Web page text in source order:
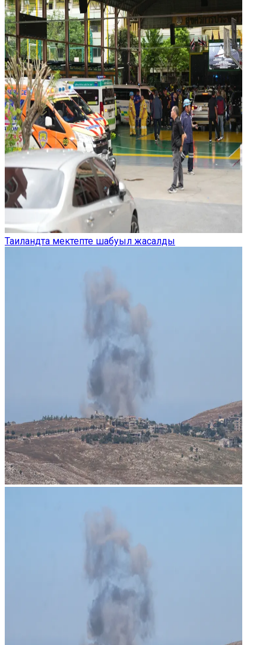
Таиландта мектепте шабуыл жасалды